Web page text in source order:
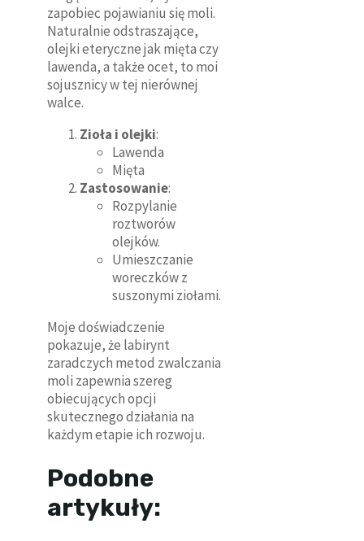
zapobiec pojawianiu się moli.
Naturalnie odstraszające,
olejki eteryczne jak mięta czy
lawenda, a także ocet, to moi
sojusznicy w tej nierównej
walce.
Zioła i olejki:
Lawenda
Mięta
Zastosowanie:
Rozpylanie
roztworów
olejków.
Umieszczanie
woreczków z
suszonymi ziołami.
Moje doświadczenie
pokazuje, że labirynt
zaradczych metod zwalczania
moli zapewnia szereg
obiecujących opcji
skutecznego działania na
każdym etapie ich rozwoju.
Podobne
artykuły: